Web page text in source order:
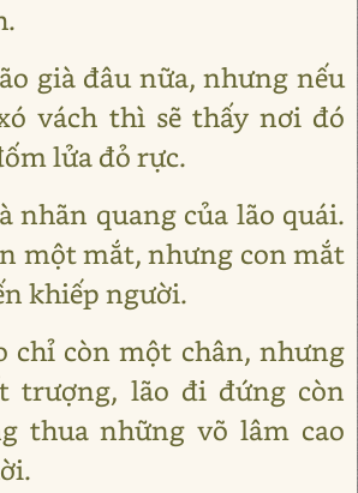
già đâu nữa, nhưng nếu
vách thì sẽ thấy nơi đó
lửa đỏ rực.
nhãn quang của lão quái.
một mắt, nhưng con mắt
khiếp người.
chỉ còn một chân, nhưng
trượng, lão đi đứng còn
thua những võ lâm cao